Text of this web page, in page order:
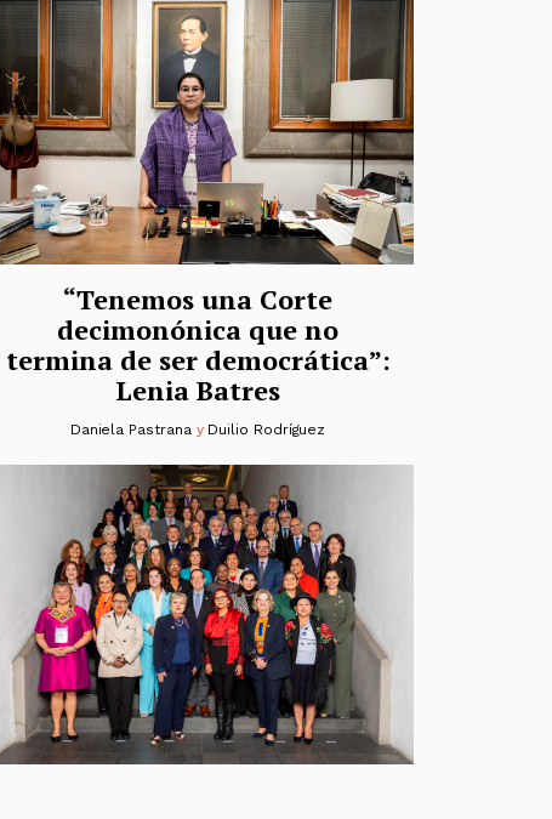
“Tenemos una Corte
decimonónica que no
termina de ser democrática”:
Lenia Batres
Daniela Pastranay Duilio Rodríguez